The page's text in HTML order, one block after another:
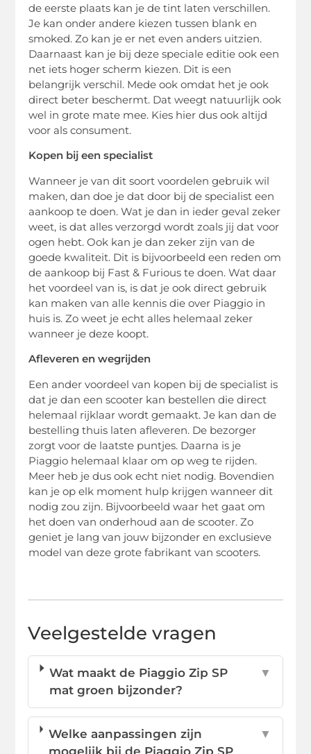
de eerste plaats kan je de tint laten verschillen.
Je kan onder andere kiezen tussen blank en
smoked. Zo kan je er net even anders uitzien.
Daarnaast kan je bij deze speciale editie ook een
net iets hoger scherm kiezen. Dit is een
belangrijk verschil. Mede ook omdat het je ook
direct beter beschermt. Dat weegt natuurlijk ook
wel in grote mate mee. Kies hier dus ook altijd
voor als consument.
Kopen bij een specialist
Wanneer je van dit soort voordelen gebruik wil
maken, dan doe je dat door bij de specialist een
aankoop te doen. Wat je dan in ieder geval zeker
weet, is dat alles verzorgd wordt zoals jij dat voor
ogen hebt. Ook kan je dan zeker zijn van de
goede kwaliteit. Dit is bijvoorbeeld een reden om
de aankoop bij Fast & Furious te doen. Wat daar
het voordeel van is, is dat je ook direct gebruik
kan maken van alle kennis die over Piaggio in
huis is. Zo weet je echt alles helemaal zeker
wanneer je deze koopt.
Afleveren en wegrijden
Een ander voordeel van kopen bij de specialist is
dat je dan een scooter kan bestellen die direct
helemaal rijklaar wordt gemaakt. Je kan dan de
bestelling thuis laten afleveren. De bezorger
zorgt voor de laatste puntjes. Daarna is je
Piaggio helemaal klaar om op weg te rijden.
Meer heb je dus ook echt niet nodig. Bovendien
kan je op elk moment hulp krijgen wanneer dit
nodig zou zijn. Bijvoorbeeld waar het gaat om
het doen van onderhoud aan de scooter. Zo
geniet je lang van jouw bijzonder en exclusieve
model van deze grote fabrikant van scooters.
Veelgestelde vragen
Wat maakt de Piaggio Zip SP
mat groen bijzonder?
▼
Welke aanpassingen zijn
mogelijk bij de Piaggio Zip SP
▼